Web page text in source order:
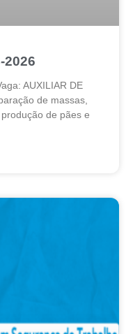
2026
AUXILIAR DE
de massas,
de pães e